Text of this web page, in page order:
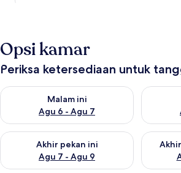
Opsi kamar
Periksa ketersediaan untuk
Malam ini
Agu 6 - Agu 7
Periksa ketersediaan untuk malam ini Agu
Periksa
Akhir pekan ini
Agu 7 - Agu 9
Periksa ketersediaan untuk akhir pekan
Periksa